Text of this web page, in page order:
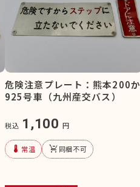
危険注意プレート：熊本200か
925号車（九州産交バス）
税込 1,100 円
device_thermostat 常温 remove_shopping_cart同梱不可